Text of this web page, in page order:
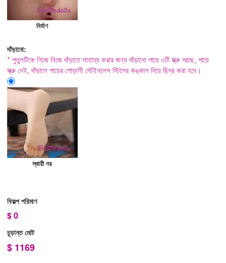
নির্মাণ
দাঁড়ানো:
* পুতুলটিকে নিজে নিজে দাঁড়াতে সাহায্য করার জন্য দাঁড়ানো পায়ে ৩টি স্ক্রু আছে, পায়ে
স্ক্রু নেই, দাঁড়ালে পায়ের গোড়ালী স্টেইনলেস স্টিলের কঙ্কাল দিয়ে ছিদ্র করা হবে।
স্থায়ী নয়
বিকল্প পরিমাণ
$0
চূড়ান্ত মোট
$ 1169